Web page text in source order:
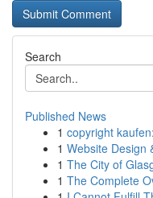
Search
Published News
1 copyright
1 Website Design
1 The City of
1 The Complete